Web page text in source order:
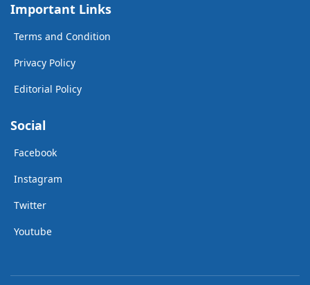
Important Links
Terms and Condition
Privacy Policy
Editorial Policy
Social
Facebook
Instagram
Twitter
Youtube